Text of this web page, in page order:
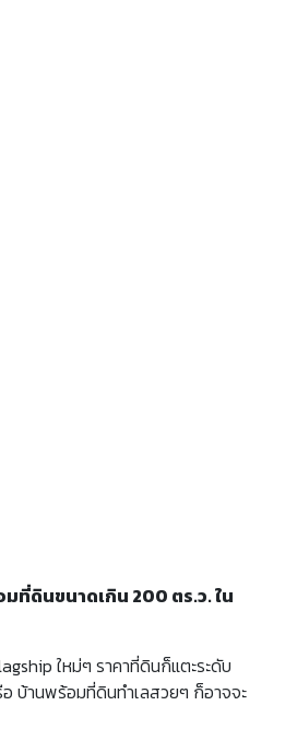
ที่ดินขนาดเกิน 200 ตร.ว. ใน
ใหม่ๆ ราคาที่ดินก็แตะระดับ
บ้านพร้อมที่ดินทำเลสวยๆ ก็อาจจะ